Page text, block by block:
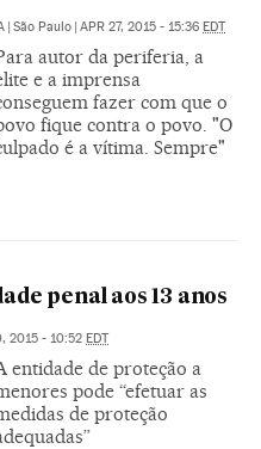
| São Paulo | APR 27, 2015 - 15:36 EDT
autor da periferia, a
e a imprensa
fazer com que o
fique contra o povo. "O
é a vítima. Sempre"
penal aos 13 anos
2015 - 10:52 EDT
entidade de proteção a
pode “efetuar as
de proteção